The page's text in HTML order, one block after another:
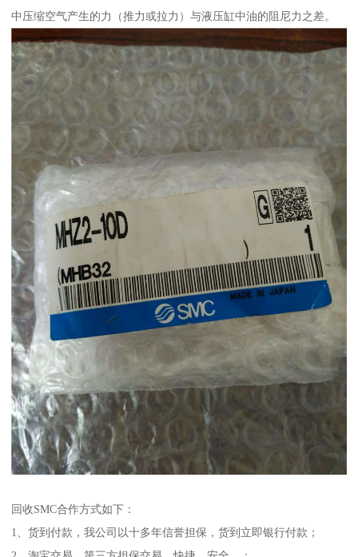
中压缩空气产生的力（推力或拉力）与液压缸中油的阻尼力之差。
回收SMC合作方式如下：
1、货到付款，我公司以十多年信誉担保，货到立即银行付款；